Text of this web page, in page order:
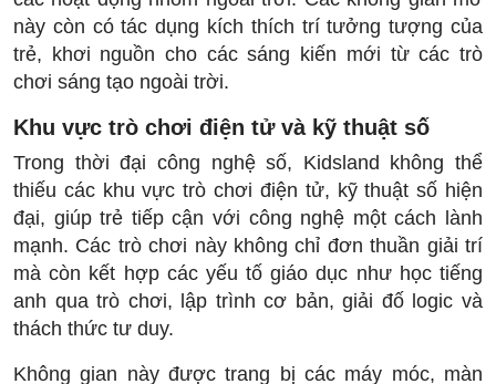
này còn có tác dụng kích thích trí tưởng tượng của
trẻ, khơi nguồn cho các sáng kiến mới từ các trò
chơi sáng tạo ngoài trời.
Khu vực trò chơi điện tử và kỹ thuật số
Trong thời đại công nghệ số, Kidsland không thể
thiếu các khu vực trò chơi điện tử, kỹ thuật số hiện
đại, giúp trẻ tiếp cận với công nghệ một cách lành
mạnh. Các trò chơi này không chỉ đơn thuần giải trí
mà còn kết hợp các yếu tố giáo dục như học tiếng
anh qua trò chơi, lập trình cơ bản, giải đố logic và
thách thức tư duy.
Không gian này được trang bị các máy móc, màn